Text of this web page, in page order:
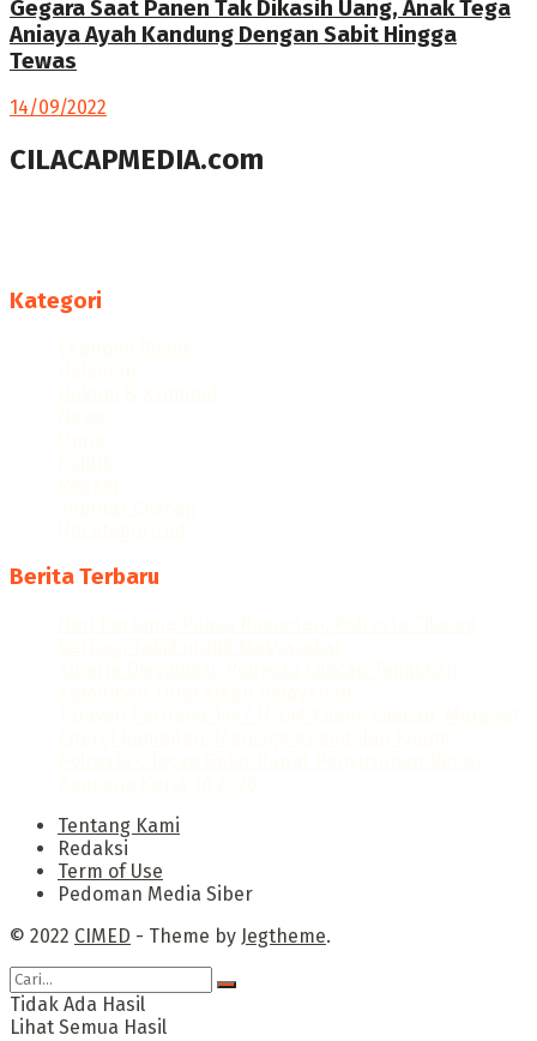
Gegara Saat Panen Tak Dikasih Uang, Anak Tega
Aniaya Ayah Kandung Dengan Sabit Hingga
Tewas
14/09/2022
CILACAPMEDIA.com
Kategori
Berita Terbaru
Tentang Kami
Redaksi
Term of Use
Pedoman Media Siber
© 2022 CIMED - Theme by Jegtheme.
Tidak Ada Hasil
Lihat Semua Hasil